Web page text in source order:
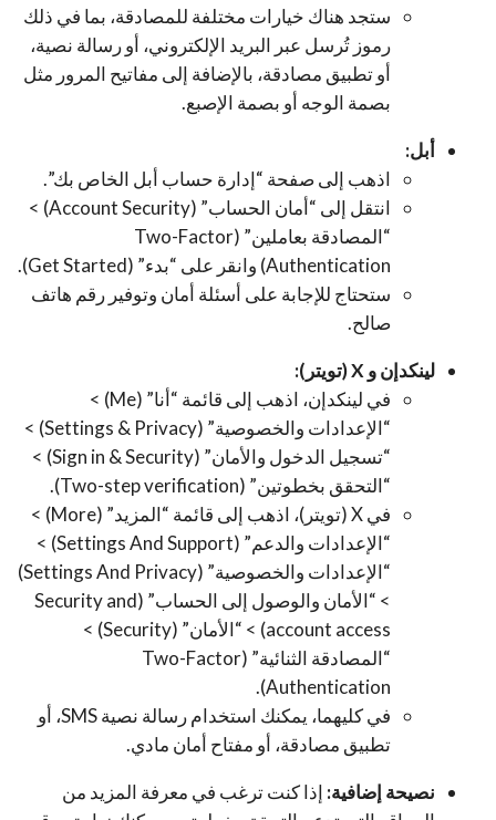
ستجد هناك خيارات مختلفة للمصادقة، بما في ذلك
رموز تُرسل عبر البريد الإلكتروني، أو رسالة نصية،
أو تطبيق مصادقة، بالإضافة إلى مفاتيح المرور مثل
بصمة الوجه أو بصمة الإصبع.
أبل:
اذهب إلى صفحة “إدارة حساب أبل الخاص بك”.
انتقل إلى “أمان الحساب” (Account Security) >
“المصادقة بعاملين” (Two-Factor
Authentication) وانقر على “بدء” (Get Started).
ستحتاج للإجابة على أسئلة أمان وتوفير رقم هاتف
صالح.
لينكدإن و X (تويتر):
في لينكدإن، اذهب إلى قائمة “أنا” (Me) >
“الإعدادات والخصوصية” (Settings & Privacy) >
“تسجيل الدخول والأمان” (Sign in & Security) >
“التحقق بخطوتين” (Two-step verification).
في X (تويتر)، اذهب إلى قائمة “المزيد” (More) >
“الإعدادات والدعم” (Settings And Support) >
“الإعدادات والخصوصية” (Settings And Privacy)
> “الأمان والوصول إلى الحساب” (Security and
account access) > “الأمان” (Security) >
“المصادقة الثنائية” (Two-Factor
Authentication).
في كليهما، يمكنك استخدام رسالة نصية SMS، أو
تطبيق مصادقة، أو مفتاح أمان مادي.
نصيحة إضافية: إذا كنت ترغب في معرفة المزيد من